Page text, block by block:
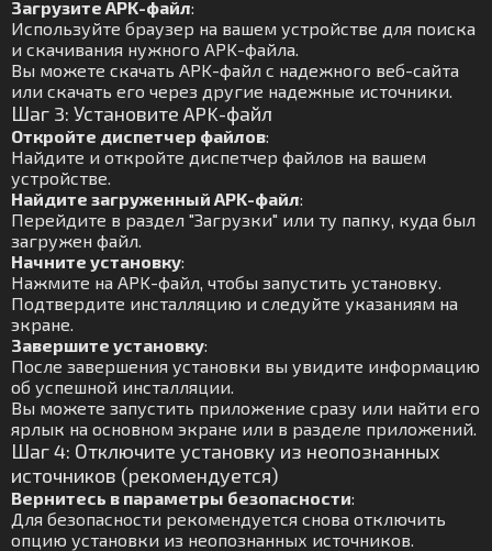
Загрузите APK-файл:
Используйте браузер на вашем устройстве для поиска
и скачивания нужного APK-файла.
Вы можете скачать APK-файл с надежного веб-сайта
или скачать его через другие надежные источники.
Шаг 3: Установите APK-файл
Откройте диспетчер файлов:
Найдите и откройте диспетчер файлов на вашем
устройстве.
Найдите загруженный APK-файл:
Перейдите в раздел "Загрузки" или ту папку, куда был
загружен файл.
Начните установку:
Нажмите на APK-файл, чтобы запустить установку.
Подтвердите инсталляцию и следуйте указаниям на
экране.
Завершите установку:
После завершения установки вы увидите информацию
об успешной инсталляции.
Вы можете запустить приложение сразу или найти его
ярлык на основном экране или в разделе приложений.
Шаг 4: Отключите установку из неопознанных
источников (рекомендуется)
Вернитесь в параметры безопасности:
Для безопасности рекомендуется снова отключить
опцию установки из неопознанных источников.